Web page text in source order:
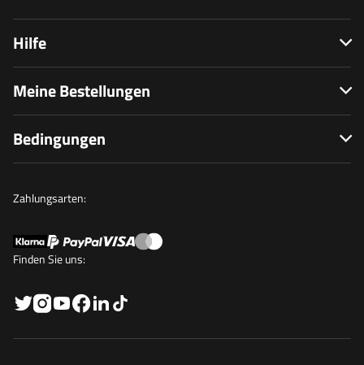
Hilfe
Meine Bestellungen
Bedingungen
Zahlungsarten:
Finden Sie uns: